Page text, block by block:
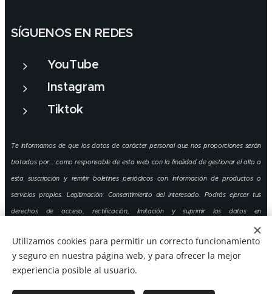
SÍGUENOS EN REDES
YouTube
Instagram
Tiktok
Te informamos de que los datos de carácter personal que nos proporciones serán
tratados por... como responsable de esta web con la finalidad de gestionar el alta a
esta suscripción y remitir boletines periódicos con información de productos o
servicios propios. Legitimación: Consentimiento del interesado. Podrás ejercer tus
derechos de acceso, rectificación, limitación y suprimir los datos en
info@escuelaklior.com así como el derecho a presentar una reclamación ante las
autoridades pertinentes. Para más información consulta nuestra política de
privacidad.
Utilizamos cookies para permitir un correcto funcionamiento
y seguro en nuestra página web, y para ofrecer la mejor
experiencia posible al usuario.